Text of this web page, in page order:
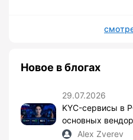
Новое в блогах
29.07.2026
KYC-сервисы в
основных
Alex Zverev